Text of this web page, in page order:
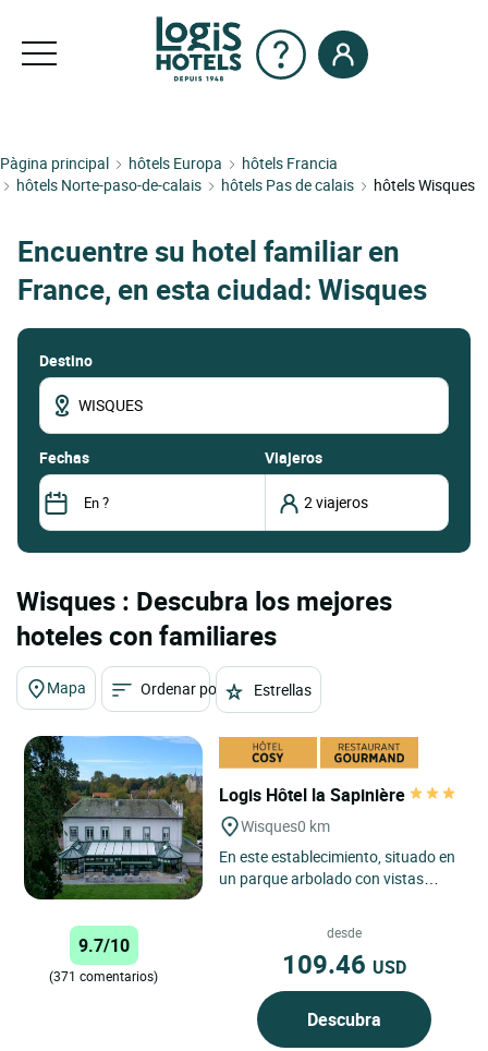
Pàgina principal hôtels Europa
hôtels Francia
hôtels Norte-paso-de-calais
hôtels Pas de calais hôtels Wisques
Encuentre su hotel familiar en
France, en esta ciudad: Wisques
Destino
fechas Viajeros
Wisques : Descubra los mejores
hoteles con familiares
Mapa Ordenar por Estrellas
Logis Hôtel la Sapinière
Wisques0 km
En este establecimiento, situado en
un parque arbolado con vistas
9.7/10
(371 comentarios)
desde
109.46 USD
Descubra